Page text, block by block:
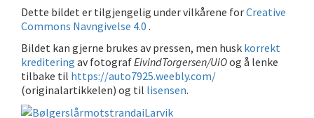
Dette bildet er tilgjengelig under vilkårene forCreative
Commons Navngivelse 4.0 .
Bildet kan gjerne brukes av pressen, men husk korrekt
kreditering av fotografEivindTorgersen/UiOog å lenke
tilbake til https://auto7925.weebly.com/
(originalartikkelen) og til lisensen.